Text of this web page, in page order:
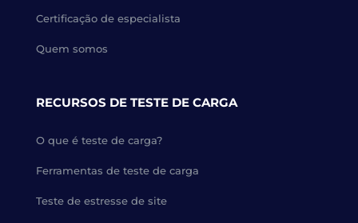
Certificação de especialista
Quem somos
RECURSOS DE TESTE DE CARGA
O que é teste de carga?
Ferramentas de teste de carga
Teste de estresse de site